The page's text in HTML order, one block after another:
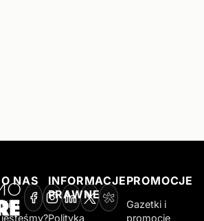
O NAS
Kim
jesteśmy?
INFORMACJE
PRAWNE
Polityka
PROMOCJE
Gazetki i
promocje